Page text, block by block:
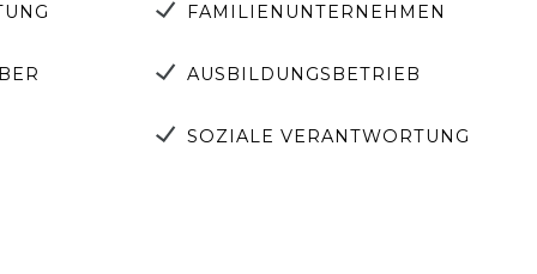
FAMILIENUNTERNEHMEN
AUSBILDUNGSBETRIEB
SOZIALE VERANTWORTUNG